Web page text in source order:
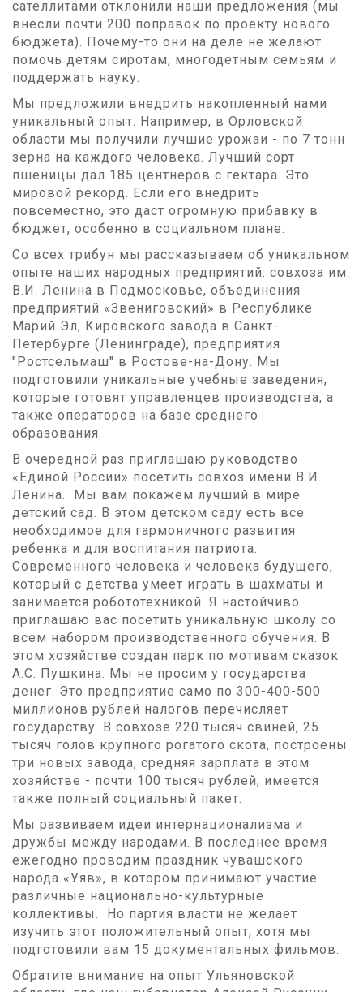
сателлитами отклонили наши предложения (мы
внесли почти 200 поправок по проекту нового
бюджета). Почему-то они на деле не желают
помочь детям сиротам, многодетным семьям и
поддержать науку.
Мы предложили внедрить накопленный нами
уникальный опыт. Например, в Орловской
области мы получили лучшие урожаи - по 7 тонн
зерна на каждого человека. Лучший сорт
пшеницы дал 185 центнеров с гектара. Это
мировой рекорд. Если его внедрить
повсеместно, это даст огромную прибавку в
бюджет, особенно в социальном плане.
Со всех трибун мы рассказываем об уникальном
опыте наших народных предприятий: совхоза им.
В.И. Ленина в Подмосковье, объединения
предприятий «Звениговский» в Республике
Марий Эл, Кировского завода в Санкт-
Петербурге (Ленинграде), предприятия
"Ростсельмаш" в Ростове-на-Дону. Мы
подготовили уникальные учебные заведения,
которые готовят управленцев производства, а
также операторов на базе среднего
образования.
В очередной раз приглашаю руководство
«Единой России» посетить совхоз имени В.И.
Ленина. Мы вам покажем лучший в мире
детский сад. В этом детском саду есть все
необходимое для гармоничного развития
ребенка и для воспитания патриота.
Современного человека и человека будущего,
который с детства умеет играть в шахматы и
занимается робототехникой. Я настойчиво
приглашаю вас посетить уникальную школу со
всем набором производственного обучения. В
этом хозяйстве создан парк по мотивам сказок
А.С. Пушкина. Мы не просим у государства
денег. Это предприятие само по 300-400-500
миллионов рублей налогов перечисляет
государству. В совхозе 220 тысяч свиней, 25
тысяч голов крупного рогатого скота, построены
три новых завода, средняя зарплата в этом
хозяйстве - почти 100 тысяч рублей, имеется
также полный социальный пакет.
Мы развиваем идеи интернационализма и
дружбы между народами. В последнее время
ежегодно проводим праздник чувашского
народа «Уяв», в котором принимают участие
различные национально-культурные
коллективы. Но партия власти не желает
изучить этот положительный опыт, хотя мы
подготовили вам 15 документальных фильмов.
Обратите внимание на опыт Ульяновской